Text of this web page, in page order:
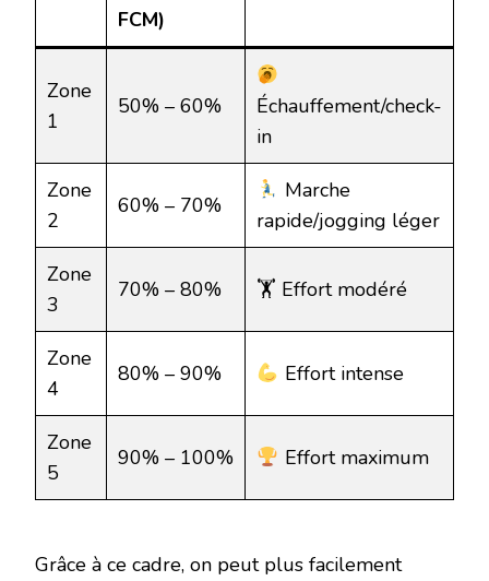
FCM)
Zone
1
50% – 60%
Échauffement/check-
in
Zone
2
60% – 70%
Marche
rapide/jogging léger
Zone
3
70% – 80% 🏋️ Effort modéré
Zone
4
80% – 90% Effort intense
Zone
5
90% – 100% Effort maximum
Grâce à ce cadre, on peut plus facilement